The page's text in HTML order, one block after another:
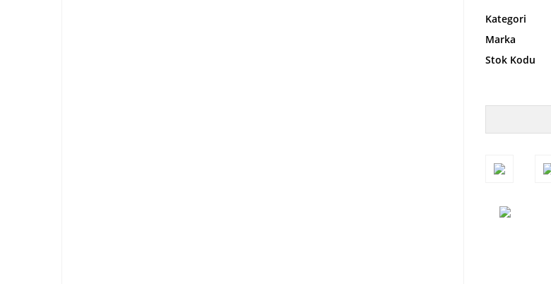
Kategori
Marka
Stok Kodu